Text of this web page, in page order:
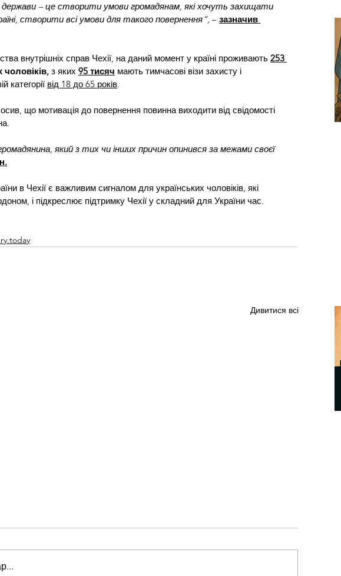
держави – це створити умови громадянам, які хочуть захищати
створити всі умови для такого повернення”, – зазначив
внутрішніх справ Чехії, на даний момент у країні проживають 253
чоловіків, з яких 95 тисяч мають тимчасові візи захисту і
категорії від 18 до 65 років.
що мотивація до повернення повинна виходити від свідомості
який з тих чи інших причин опинився за межами своєї
в Чехії є важливим сигналом для українських чоловіків, які
і підкреслює підтримку Чехії у складний для України час.
Дивитися всі